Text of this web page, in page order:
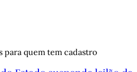
para quem tem cadastro